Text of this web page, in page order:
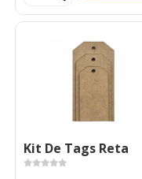
Kit De Tags Reta